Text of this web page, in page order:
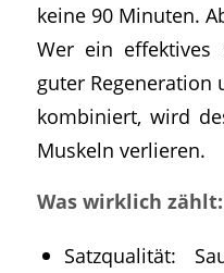
keine 90 Minuten.
Wer ein effektives
guter Regeneration
kombiniert, wird
Muskeln verlieren.
Was wirklich zählt:
Satzqualität: